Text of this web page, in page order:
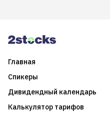
Главная
Спикеры
Дивидендный календарь
Калькулятор тарифов